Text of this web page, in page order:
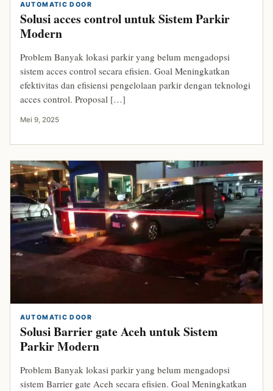
AUTOMATIC DOOR
Solusi acces control untuk Sistem Parkir
Modern
Problem Banyak lokasi parkir yang belum mengadopsi
sistem acces control secara efisien. Goal Meningkatkan
efektivitas dan efisiensi pengelolaan parkir dengan teknologi
acces control. Proposal […]
Mei 9, 2025
AUTOMATIC DOOR
Solusi Barrier gate Aceh untuk Sistem
Parkir Modern
Problem Banyak lokasi parkir yang belum mengadopsi
sistem Barrier gate Aceh secara efisien. Goal Meningkatkan